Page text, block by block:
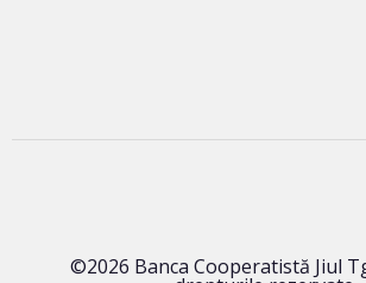
©2026 Banca Cooperatistă Jiul